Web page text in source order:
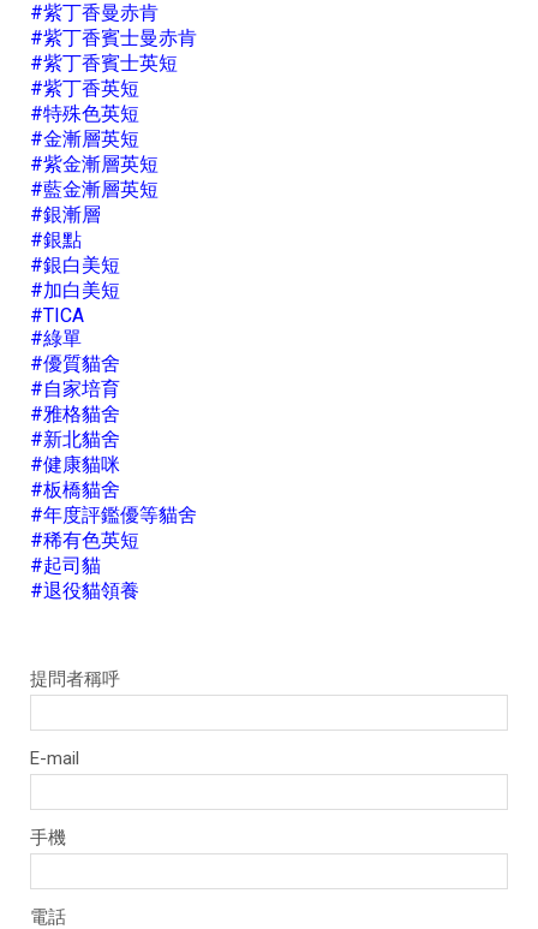
#紫丁香曼赤肯
#紫丁香賓士曼赤肯
#紫丁香賓士英短
#紫丁香英短
#特殊色英短
#金漸層英短
#紫金漸層英短
#藍金漸層英短
#銀漸層
#銀點
#銀白美短
#加白美短
#TICA
#綠單
#優質貓舍
#自家培育
#雅格貓舍
#新北貓舍
#健康貓咪
#板橋貓舍
#年度評鑑優等貓舍
#稀有色英短
#起司貓
#退役貓領養
提問者稱呼
E-mail
手機
電話